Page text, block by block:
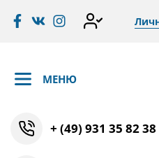
МЕНЮ
+ (49) 931 35 82 38